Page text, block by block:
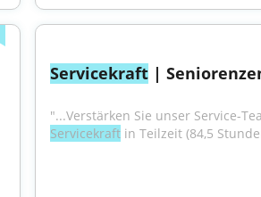
Servicekraft |
Servicekraft in Teilzeit (84,5